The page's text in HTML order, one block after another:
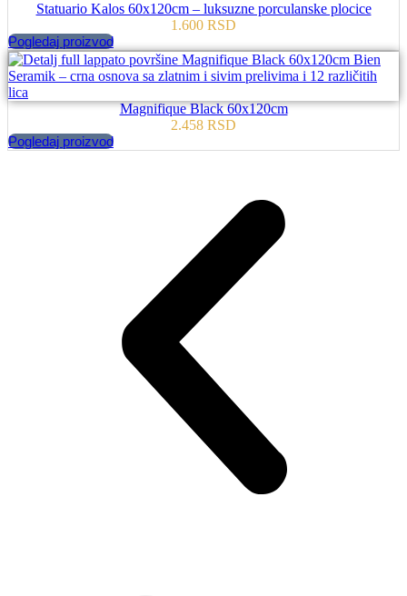
Statuario Kalos 60x120cm – luksuzne porculanske plocice
1.600 RSD
Pogledaj proizvod
Magnifique Black 60x120cm
2.458 RSD
Pogledaj proizvod